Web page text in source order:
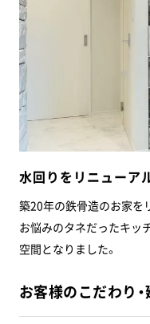
水回りをリニューア
築20年の鉄骨造のお家を
お悩みのタネだったキッ
空間となりました。
お客様のこだわり